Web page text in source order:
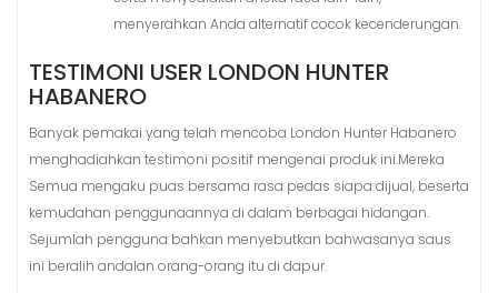
menyerahkan Anda alternatif cocok kecenderungan.
TESTIMONI USER LONDON HUNTER
HABANERO
Banyak pemakai yang telah mencoba London Hunter Habanero
menghadiahkan testimoni positif mengenai produk ini.Mereka
Semua mengaku puas bersama rasa pedas siapa dijual, beserta
kemudahan penggunaannya di dalam berbagai hidangan.
Sejumlah pengguna bahkan menyebutkan bahwasanya saus
ini beralih andalan orang-orang itu di dapur.